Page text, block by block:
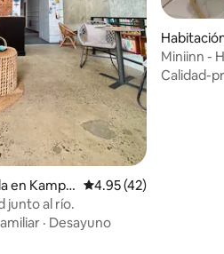
5, 4 reseñas
en Kampu Calificación promedio:
4.95 (42)
junto al río.
· Desayuno
r Seri
Miniinn -
Calidad-